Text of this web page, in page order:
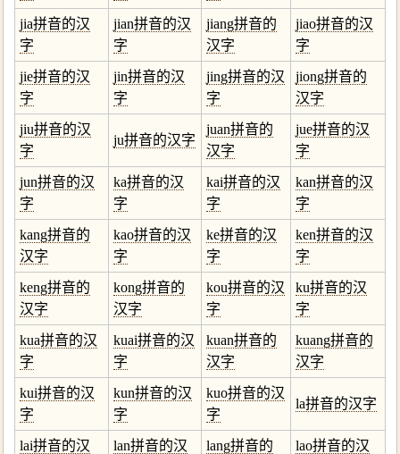
jia拼音的汉
字
jian拼音的汉
字
jiang拼音的
汉字
jiao拼音的汉
字
jie拼音的汉
字
jin拼音的汉
字
jing拼音的汉
字
jiong拼音的
汉字
jiu拼音的汉
字
ju拼音的汉字
juan拼音的
汉字
jue拼音的汉
字
jun拼音的汉
字
ka拼音的汉
字
kai拼音的汉
字
kan拼音的汉
字
kang拼音的
汉字
kao拼音的汉
字
ke拼音的汉
字
ken拼音的汉
字
keng拼音的
汉字
kong拼音的
汉字
kou拼音的汉
字
ku拼音的汉
字
kua拼音的汉
字
kuai拼音的汉
字
kuan拼音的
汉字
kuang拼音的
汉字
kui拼音的汉
字
kun拼音的汉
字
kuo拼音的汉
字
la拼音的汉字
lai拼音的汉
lan拼音的汉
lang拼音的
lao拼音的汉